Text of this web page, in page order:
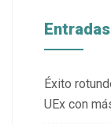
Éxito
UEx con